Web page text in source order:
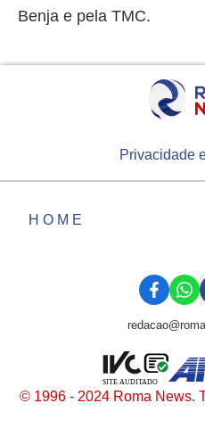
Benja e pela TMC.
Privacidade
HOME
© 1996 - 2024 Roma News.
SITE AUDITADO